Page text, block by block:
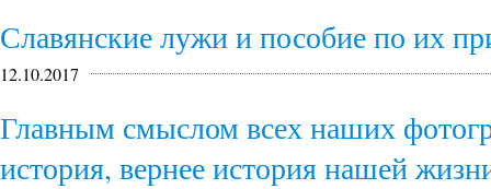
Славянские лужи и пособие по их
12.10.2017
Главным смыслом всех наших
история, вернее история нашей